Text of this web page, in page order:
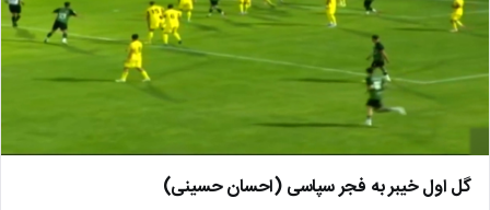
گل اول خیبر به فجر سپاسی (احسان حسینی)